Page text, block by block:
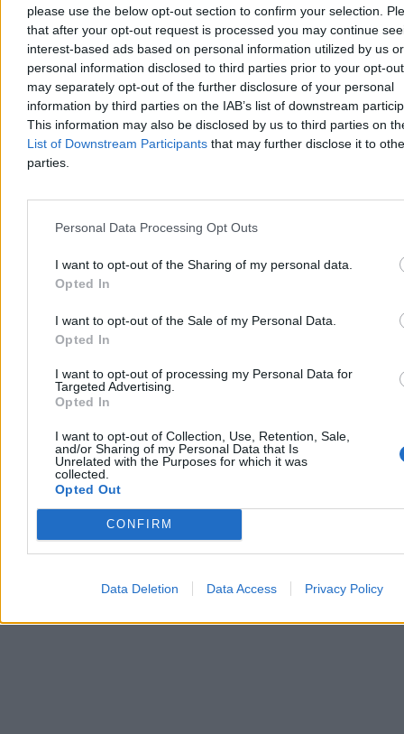
please use the below opt-out section to confirm your selection.
that after your opt-out request is processed you may continue
interest-based ads based on personal information utilized by us or
personal information disclosed to third parties prior to your opt-
may separately opt-out of the further disclosure of your personal
information by third parties on the IAB’s list of downstream
This information may also be disclosed by us to third parties on
List of Downstream Participants that may further disclose it to
parties.
Personal Data Processing Opt Outs
I want to opt-out of the Sharing of my personal data.
Opted In
I want to opt-out of the Sale of my Personal Data.
Opted In
I want to opt-out of processing my Personal Data for
Targeted Advertising.
Opted In
I want to opt-out of Collection, Use, Retention, Sale,
and/or Sharing of my Personal Data that Is
Unrelated with the Purposes for which it was
collected.
Opted Out
CONFIRM
Data Deletion Data Access Privacy Policy
Paweł Żurek
Dzisiaj 13:18
2 min
Kraj
To najlepszy prezydent od 1989 roku?
Jednoznaczny wynik sondażu
44,7 proc. Polaków uważa, że dotychczas najlepszym prezydentem
Polski po 1989 r. był Aleksander Kwaśniewski – wynika z sondażu
przeprowadzonego dla Wirtualnej Polski. Najgorzej w badaniu
wypadł Lech Wałęsa i Wojciech Jaruzelski.
Paweł Żurek